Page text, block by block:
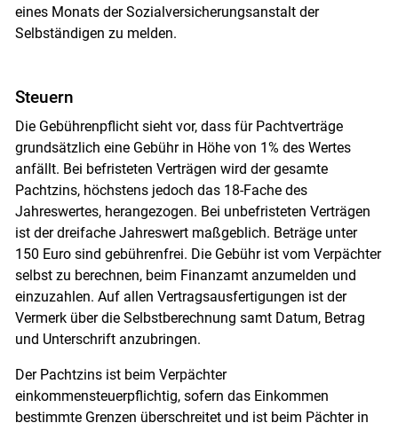
eines Monats der Sozialversicherungsanstalt der
Selbständigen zu melden.
Steuern
Die Gebührenpflicht sieht vor, dass für Pachtverträge
grundsätzlich eine Gebühr in Höhe von 1% des Wertes
anfällt. Bei befristeten Verträgen wird der gesamte
Pachtzins, höchstens jedoch das 18-Fache des
Jahreswertes, herangezogen. Bei unbefristeten Verträgen
ist der dreifache Jahreswert maßgeblich. Beträge unter
150 Euro sind gebührenfrei. Die Gebühr ist vom Verpächter
selbst zu berechnen, beim Finanzamt anzumelden und
einzuzahlen. Auf allen Vertragsausfertigungen ist der
Vermerk über die Selbstberechnung samt Datum, Betrag
und Unterschrift anzubringen.
Der Pachtzins ist beim Verpächter
einkommensteuerpflichtig, sofern das Einkommen
bestimmte Grenzen überschreitet und ist beim Pächter in